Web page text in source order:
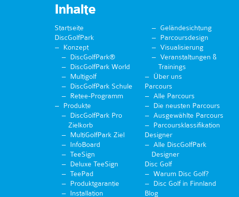
Inhalte
Startseite
DiscGolfPark
Konzept
DiscGolfPark®
DiscGolfPark World
Multigolf
DiscGolfPark Schule
Retee-Programm
Produkte
DiscGolfPark Pro
Zielkorb
MultiGolfPark Ziel
InfoBoard
TeeSign
Deluxe TeeSign
TeePad
Produktgarantie
Installation
Geländesichtung
Parcoursdesign
Visualisierung
Veranstaltungen &
Trainings
Über uns
Parcours
Alle Parcours
Die neusten Parcours
Ausgewählte Parcours
Parcoursklassifikation
Designer
Alle DiscGolfPark
Designer
Disc Golf
Warum Disc Golf?
Disc Golf in Finnland
Blog